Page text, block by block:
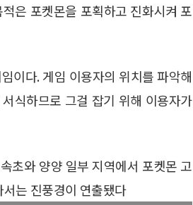
은 포켓몬을 포획하고 진화시켜 포
이다. 게임 이용자의 위치를 파악해
식하므로 그걸 잡기 위해 이용자가
초와 양양 일부 지역에서 포켓몬 고
는 진풍경이 연출됐다